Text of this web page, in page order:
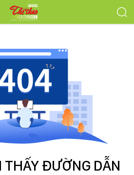
THẤY ĐƯỜNG DẪN